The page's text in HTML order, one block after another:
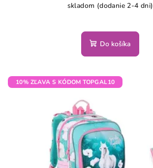
skladom (dodanie 2-4 dni)
Do košíka
10% ZĽAVA S KÓDOM TOPGAL10